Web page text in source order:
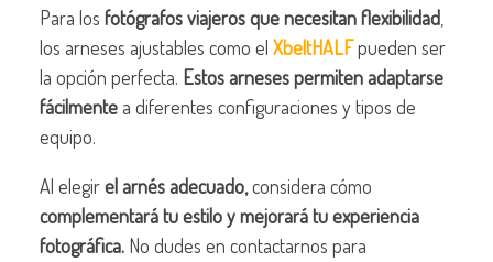
Para los fotógrafos viajeros que necesitan flexibilidad
los arneses ajustables como el XbeltHALFpueden ser
la opción perfecta. Estos arneses permiten adaptarse
fácilmentea diferentes configuraciones y tipos de
equipo.
Al elegirel arnés adecuado,considera cómo
complementará tu estilo y mejorará tu experiencia
fotográfica. No dudes en contactarnos para